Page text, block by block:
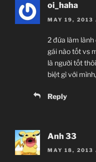
oi_haha
MAY 19, 2013
2 đứa làm lành
gái nào tốt vs
là người tốt
biệt gì với
Reply
Anh 33
MAY 18, 2013